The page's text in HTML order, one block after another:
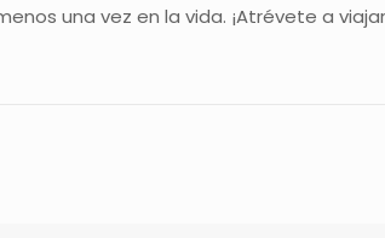
una vez en la vida. ¡Atrévete a